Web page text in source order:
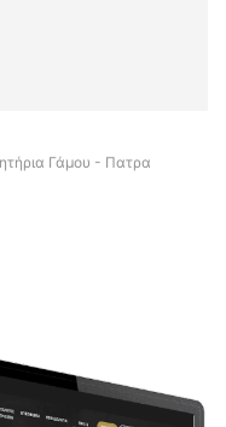
Γάμου - Πατρα